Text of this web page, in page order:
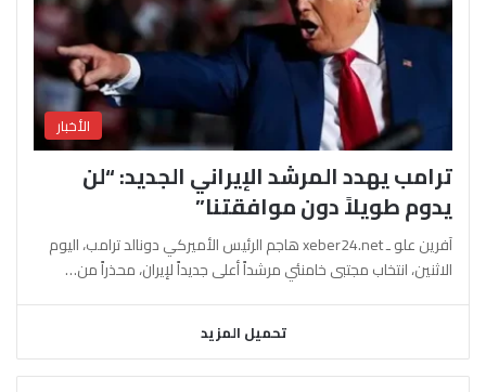
الأخبار
ترامب يهدد المرشد الإيراني الجديد: “لن
يدوم طويلاً دون موافقتنا”
آفرين علو ـ xeber24.net هاجم الرئيس الأميركي دونالد ترامب، اليوم
الاثنين، انتخاب مجتبى خامنئي مرشداً أعلى جديداً لإيران، محذراً من…
تحميل المزيد